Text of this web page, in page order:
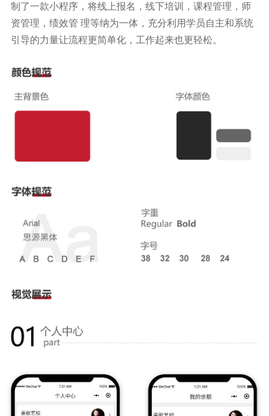
制了一款小程序，将线上报名，线下培训，课程管理，师
资管理，绩效管 理等纳为一体，充分利用学员自主和系统
引导的力量让流程更简单化，工作起来也更轻松。